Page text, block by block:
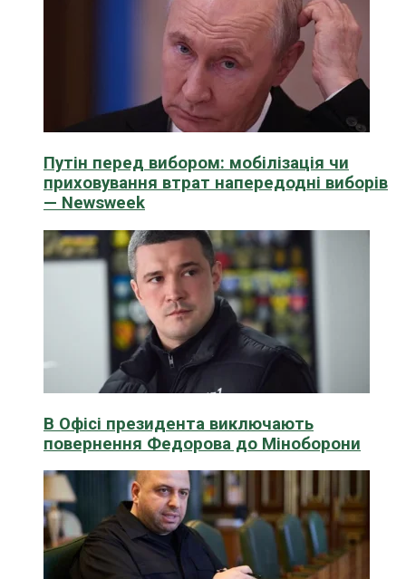
Путін перед вибором: мобілізація чи
приховування втрат напередодні виборів
— Newsweek
В Офісі президента виключають
повернення Федорова до Міноборони